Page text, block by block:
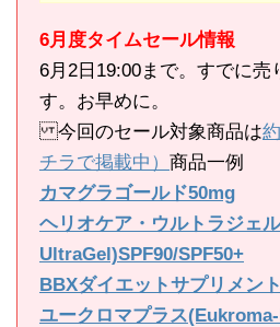
6月度タイムセール情報
6月2日19:00まで。すでに売
す。お早めに。
今回のセール対象商品は
チラで掲載中） 商品一例
カマグラゴールド50mg
ヘリオケア・ウルトラジェ
UltraGel)SPF90/SPF50+
BBXダイエットサプリメン
ユークロマプラス